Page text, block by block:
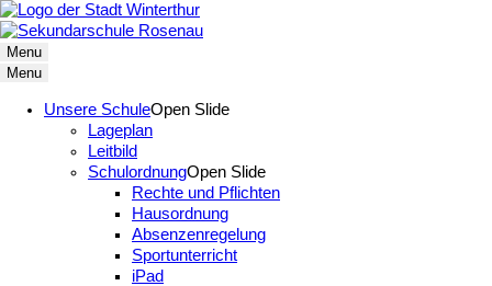
Menu
Menu
Unsere SchuleOpen Slide
Lageplan
Leitbild
SchulordnungOpen Slide
Rechte und Pflichten
Hausordnung
Absenzenregelung
Sportunterricht
iPad